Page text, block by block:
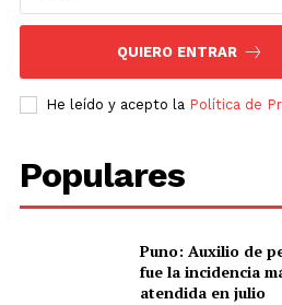
QUIERO ENTRAR
He leído y acepto la Política de
Populares
Puno: Auxilio de
fue la incidencia
atendida en julio